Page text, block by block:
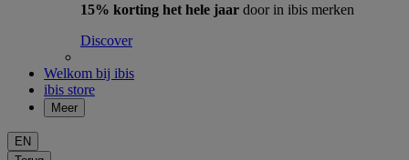
15% korting het hele jaar door in ibis merken
Discover
Welkom bij ibis
ibis store
Meer
EN